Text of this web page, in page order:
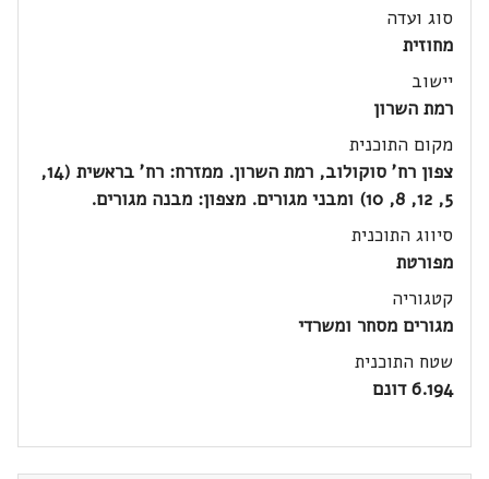
סוג ועדה
מחוזית
יישוב
רמת השרון
מקום התוכנית
צפון רח' סוקולוב, רמת השרון. ממזרח: רח' בראשית (14,
5, 12, 8, 10) ומבני מגורים. מצפון: מבנה מגורים.
סיווג התוכנית
מפורטת
קטגוריה
מגורים מסחר ומשרדי
שטח התוכנית
6.194 דונם